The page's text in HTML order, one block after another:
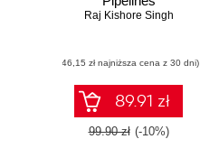
Raj Kishore Singh
(46,15 zł najniższa cena z 30 dni)
89.91 zł
99.90 zł (-10%)